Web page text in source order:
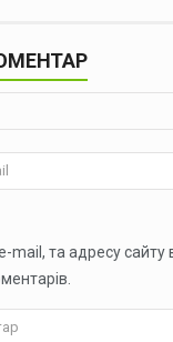
mail, та адресу сайту